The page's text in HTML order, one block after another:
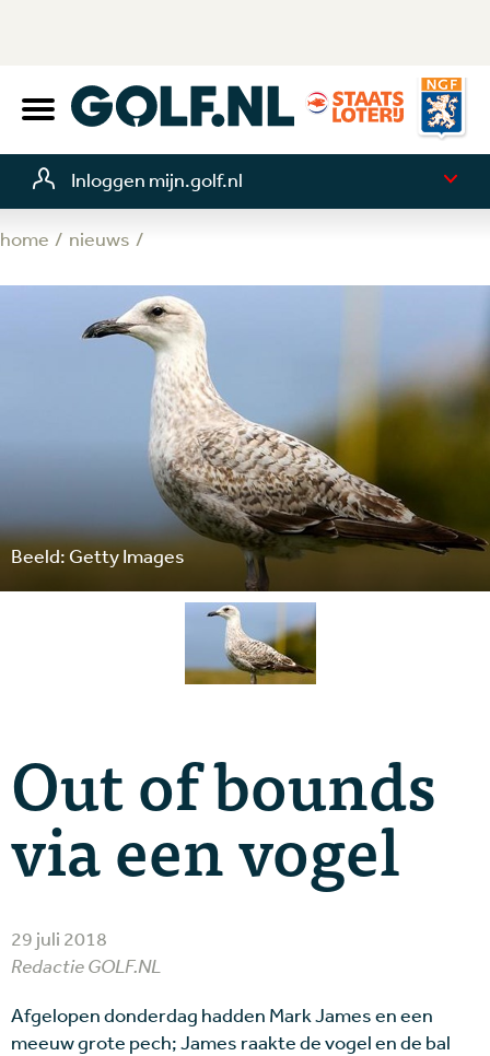
Inloggen mijn.golf.nl
home nieuws
Beeld: Getty Images
Out of bounds
via een vogel
29 juli 2018
Redactie GOLF.NL
Afgelopen donderdag hadden Mark James en een
meeuw grote pech; James raakte de vogel en de bal